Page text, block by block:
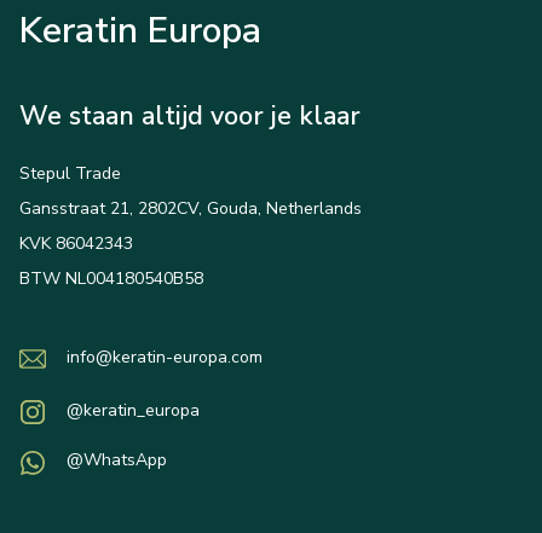
Keratin Europa
We staan altijd voor je klaar
Stepul Trade
Gansstraat 21, 2802CV, Gouda, Netherlands
KVK 86042343
BTW NL004180540B58
info@keratin-europa.com
@keratin_europa
@WhatsApp